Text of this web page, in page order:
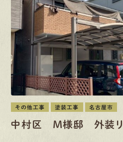
その他工事 塗装工事 名古屋市
中村区 M様邸 外装リ